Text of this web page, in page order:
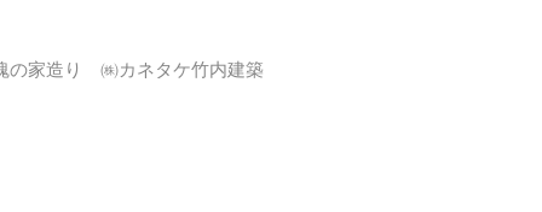
の家造り ㈱カネタケ竹内建築